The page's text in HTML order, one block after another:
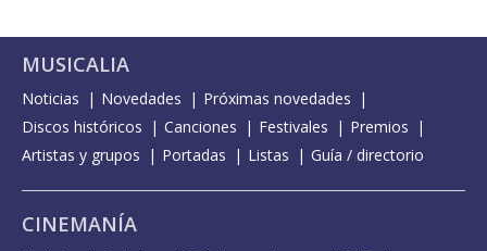
MUSICALIA
Noticias Novedades
Próximas novedades
Discos históricos
Canciones Festivales
Premios
Artistas y grupos
Portadas Listas Guía / directorio
CINEMANÍA